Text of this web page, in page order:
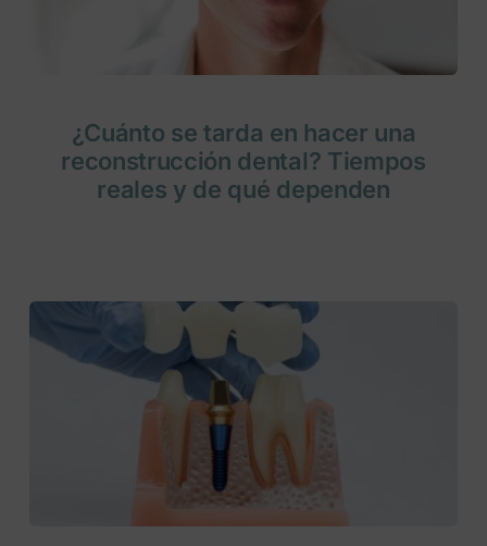
¿Cuánto se tarda en hacer una
reconstrucción dental? Tiempos
reales y de qué dependen